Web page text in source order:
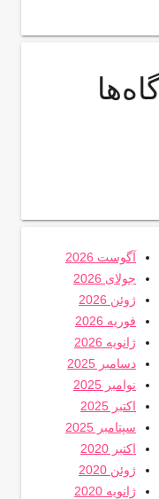
آگوست 2026
جولای 2026
ژوئن 2026
فوریه 2026
ژانویه 2026
دسامبر 2025
نوامبر 2025
اکتبر 2025
سپتامبر 2025
اکتبر 2020
ژوئن 2020
ژانویه 2020